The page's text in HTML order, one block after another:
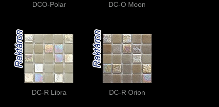
DCO-Polar DC-O Moon
DC-R Libra DC-R Orion